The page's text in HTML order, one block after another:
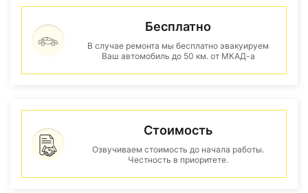
Бесплатно
В случае ремонта мы бесплатно эвакуируем
Ваш автомобиль до 50 км. от МКАД-а
Стоимость
Озвучиваем стоимость до начала работы.
Честность в приоритете.